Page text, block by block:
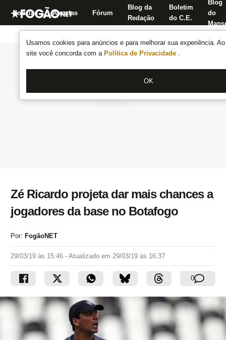
Usamos cookies para anúncios e para melhorar sua experiência.
site você concorda com a Política de Privacidade .
OK
Notícias Apostas Fórum
Blog da
Redação
Boletim
do C.E.
Blog
do
Zé Ricardo projeta dar mais chances a
jogadores da base no Botafogo
Por: FogãoNET
29/03/19 às 15:46 - Atualizado em 29/03/19 às 16:37
0